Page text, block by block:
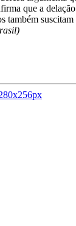
que a
também